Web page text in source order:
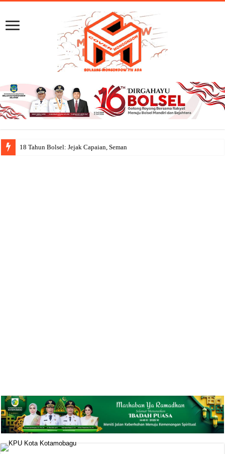
18 Tahun Bolsel: Jejak Capaian, Semangat Gotong Royo